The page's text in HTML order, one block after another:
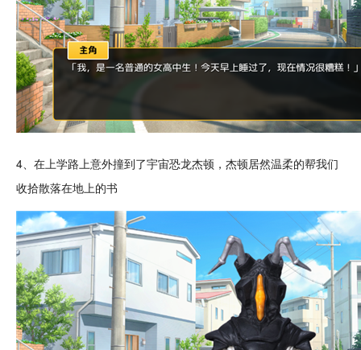
4、在上学路上意外撞到了宇宙恐龙杰顿，杰顿居然温柔的帮我们
收拾散落在地上的书